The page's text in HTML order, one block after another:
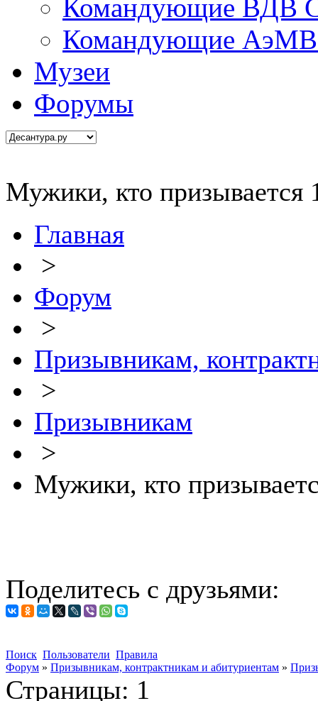
Командующие ВДВ
Командующие АэМВ
Музеи
Форумы
Мужики, кто призывается
Главная
>
Форум
>
Призывникам,
>
Призывникам
>
Мужики, кто
Поделитесь с друзьями:
Поиск Пользователи Правила
Форум » Призывникам, контрактникам и абитуриентам »
Страницы: 1